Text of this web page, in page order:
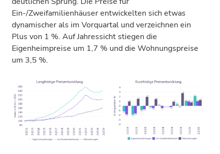
Ein-/Zweifamilienhäuser entwickelten sich etwas
dynamischer als im Vorquartal und verzeichnen ein
Plus von 1 %. Auf Jahressicht stiegen die
Eigenheimpreise um 1,7 % und die Wohnungspreise
um 3,5 %.